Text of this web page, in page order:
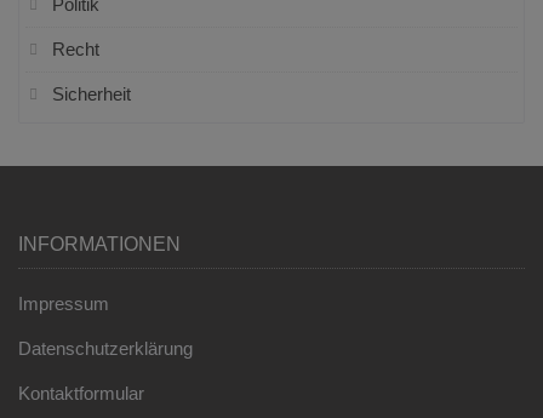
Politik
Recht
Sicherheit
INFORMATIONEN
Impressum
Datenschutzerklärung
Kontaktformular